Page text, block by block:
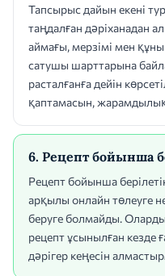
Тапсырыс дайын екені
таңдалған дәріханадан
аймағы, мерзімі мен
сатушы шарттарына
расталғанға дейін
қаптамасын, жарамдылық
6. Рецепт бойынша
Рецепт бойынша
арқылы онлайн төлеуге
беруге болмайды.
рецепт ұсынылған кезде
дәрігер кеңесін